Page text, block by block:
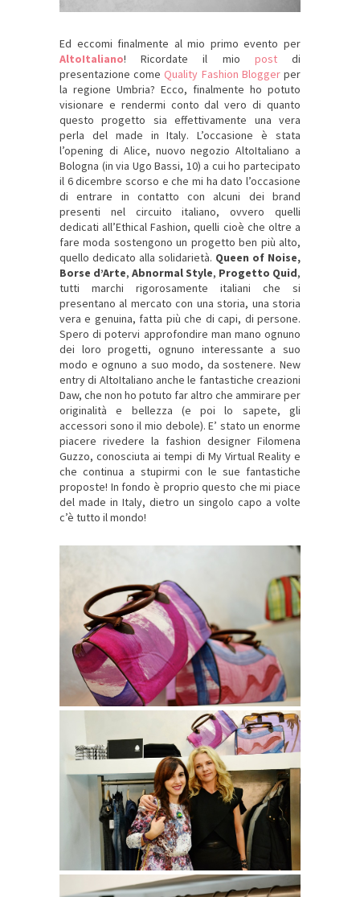
Ed eccomi finalmente al mio primo evento per
AltoItaliano! Ricordate il mio postdi
presentazione come Quality Fashion Bloggerper
la regione Umbria? Ecco, finalmente ho potuto
visionare e rendermi conto dal vero di quanto
questo progetto sia effettivamente una vera
perla del made in Italy. L’occasione è stata
l’opening di Alice, nuovo negozio AltoItaliano a
Bologna (in via Ugo Bassi, 10) a cui ho partecipato
il 6 dicembre scorso e che mi ha dato l’occasione
di entrare in contatto con alcuni dei brand
presenti nel circuito italiano, ovvero quelli
dedicati all’Ethical Fashion, quelli cioè che oltre a
fare moda sostengono un progetto ben più alto,
quello dedicato alla solidarietà. Queen of Noise,
Borse d’Arte, Abnormal Style, Progetto Quid,
tutti marchi rigorosamente italiani che si
presentano al mercato con una storia, una storia
vera e genuina, fatta più che di capi, di persone.
Spero di potervi approfondire man mano ognuno
dei loro progetti, ognuno interessante a suo
modo e ognuno a suo modo, da sostenere. New
entry di AltoItaliano anche le fantastiche creazioni
Daw, che non ho potuto far altro che ammirare per
originalità e bellezza (e poi lo sapete, gli
accessori sono il mio debole). E’ stato un enorme
piacere rivedere la fashion designer Filomena
Guzzo, conosciuta ai tempi di My Virtual Reality e
che continua a stupirmi con le sue fantastiche
proposte! In fondo è proprio questo che mi piace
del made in Italy, dietro un singolo capo a volte
c’è tutto il mondo!